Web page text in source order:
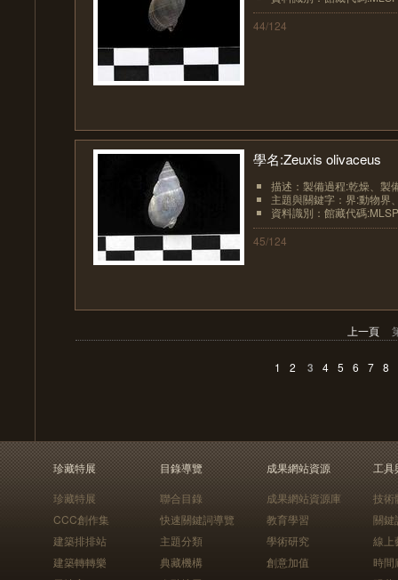
44/124
學名:Zeuxis olivaceus
描述：製備過程:乾燥、製
主題與關鍵字：界:動物界
資料識別：館藏代碼
45/124
上一頁
1 2 3 4 5 6 7 8
珍藏特展
珍藏特展
CCC創作集
建築排排站
建築轉轉樂
目錄導覽
聯合目錄
快速關鍵詞導覽
主題分類
典藏機構
成果網站資源
成果網站資源庫
教育學習
學術研究
創意加值
工具
技術
關鍵
線上
時間